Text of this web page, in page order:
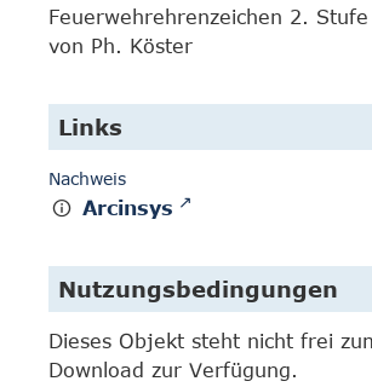
Feuerwehrehrenzeichen 2.
von Ph. Köster
Links
Nachweis
Arcinsys
Nutzungsbedingungen
Dieses Objekt steht nicht frei
Download zur Verfügung.